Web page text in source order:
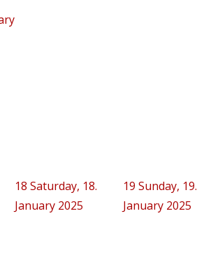
18 Saturday, 18.
January 2025
19 Sunday, 19.
January 2025